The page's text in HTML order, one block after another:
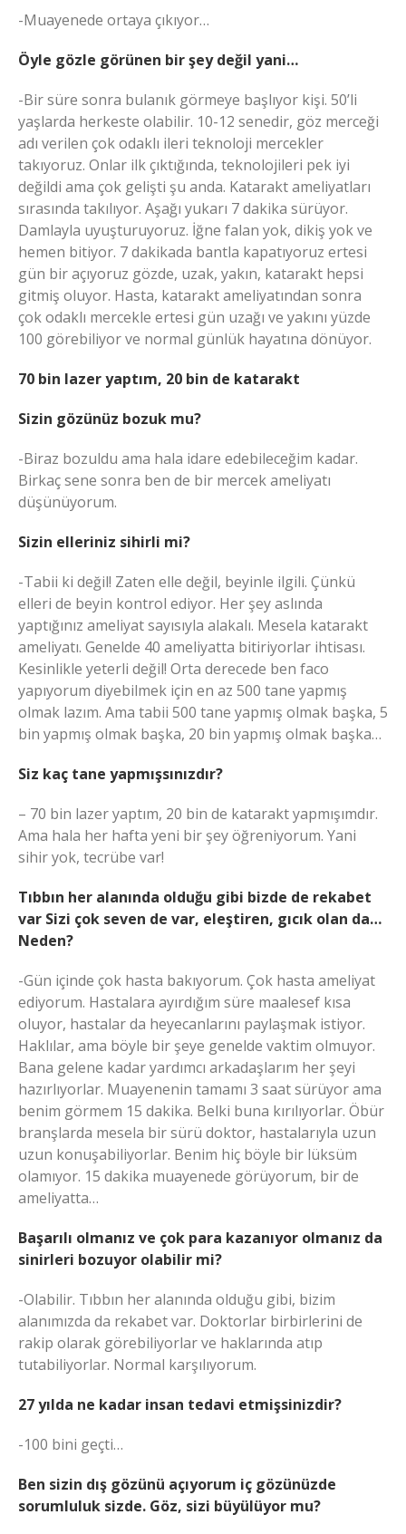
-Muayenede ortaya çıkıyor…
Öyle gözle görünen bir şey değil yani…
-Bir süre sonra bulanık görmeye başlıyor kişi. 50’li
yaşlarda herkeste olabilir. 10-12 senedir, göz merceği
adı verilen çok odaklı ileri teknoloji mercekler
takıyoruz. Onlar ilk çıktığında, teknolojileri pek iyi
değildi ama çok gelişti şu anda. Katarakt ameliyatları
sırasında takılıyor. Aşağı yukarı 7 dakika sürüyor.
Damlayla uyuşturuyoruz. İğne falan yok, dikiş yok ve
hemen bitiyor. 7 dakikada bantla kapatıyoruz ertesi
gün bir açıyoruz gözde, uzak, yakın, katarakt hepsi
gitmiş oluyor. Hasta, katarakt ameliyatından sonra
çok odaklı mercekle ertesi gün uzağı ve yakını yüzde
100 görebiliyor ve normal günlük hayatına dönüyor.
70 bin lazer yaptım, 20 bin de katarakt
Sizin gözünüz bozuk mu?
-Biraz bozuldu ama hala idare edebileceğim kadar.
Birkaç sene sonra ben de bir mercek ameliyatı
düşünüyorum.
Sizin elleriniz sihirli mi?
-Tabii ki değil! Zaten elle değil, beyinle ilgili. Çünkü
elleri de beyin kontrol ediyor. Her şey aslında
yaptığınız ameliyat sayısıyla alakalı. Mesela katarakt
ameliyatı. Genelde 40 ameliyatta bitiriyorlar ihtisası.
Kesinlikle yeterli değil! Orta derecede ben faco
yapıyorum diyebilmek için en az 500 tane yapmış
olmak lazım. Ama tabii 500 tane yapmış olmak başka, 5
bin yapmış olmak başka, 20 bin yapmış olmak başka…
Siz kaç tane yapmışsınızdır?
– 70 bin lazer yaptım, 20 bin de katarakt yapmışımdır.
Ama hala her hafta yeni bir şey öğreniyorum. Yani
sihir yok, tecrübe var!
Tıbbın her alanında olduğu gibi bizde de rekabet
var Sizi çok seven de var, eleştiren, gıcık olan da…
Neden?
-Gün içinde çok hasta bakıyorum. Çok hasta ameliyat
ediyorum. Hastalara ayırdığım süre maalesef kısa
oluyor, hastalar da heyecanlarını paylaşmak istiyor.
Haklılar, ama böyle bir şeye genelde vaktim olmuyor.
Bana gelene kadar yardımcı arkadaşlarım her şeyi
hazırlıyorlar. Muayenenin tamamı 3 saat sürüyor ama
benim görmem 15 dakika. Belki buna kırılıyorlar. Öbür
branşlarda mesela bir sürü doktor, hastalarıyla uzun
uzun konuşabiliyorlar. Benim hiç böyle bir lüksüm
olamıyor. 15 dakika muayenede görüyorum, bir de
ameliyatta…
Başarılı olmanız ve çok para kazanıyor olmanız da
sinirleri bozuyor olabilir mi?
-Olabilir. Tıbbın her alanında olduğu gibi, bizim
alanımızda da rekabet var. Doktorlar birbirlerini de
rakip olarak görebiliyorlar ve haklarında atıp
tutabiliyorlar. Normal karşılıyorum.
27 yılda ne kadar insan tedavi etmişsinizdir?
-100 bini geçti…
Ben sizin dış gözünü açıyorum iç gözünüzde
sorumluluk sizde. Göz, sizi büyülüyor mu?